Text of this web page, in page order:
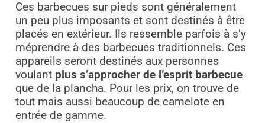
Ces barbecues sur pieds sont généralement
un peu plus imposants et sont destinés à être
placés en extérieur. Ils ressemble parfois à s’y
méprendre à des barbecues traditionnels. Ces
appareils seront destinés aux personnes
voulant plus s’approcher de l’esprit barbecue
que de la plancha. Pour les prix, on trouve de
tout mais aussi beaucoup de camelote en
entrée de gamme.